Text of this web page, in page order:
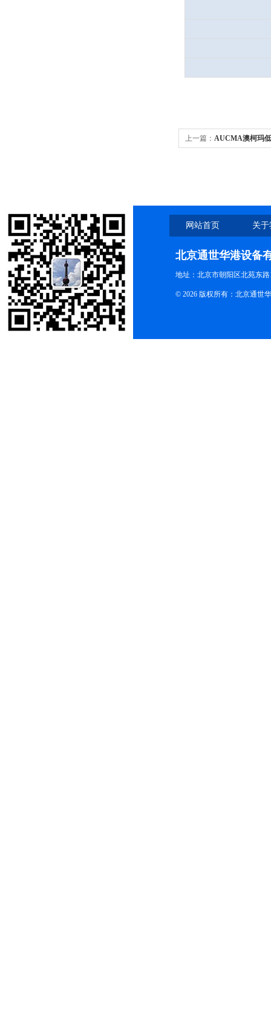
上一篇： AUCMA澳柯玛
网站首页 关
北京通世华港设备
地址：北京市朝阳区北苑东路
© 2026 版权所有：北京通世